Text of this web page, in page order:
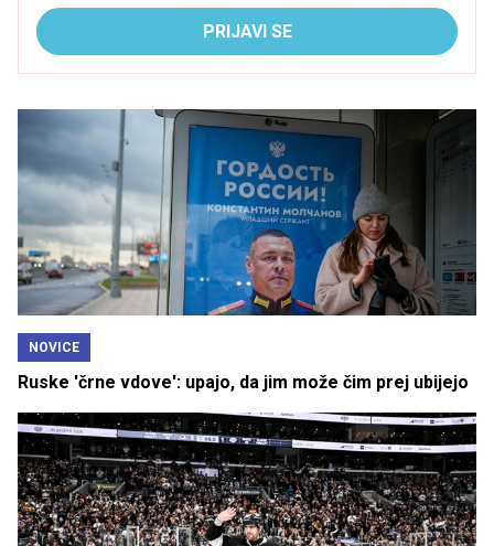
PRIJAVI SE
NOVICE
Ruske 'črne vdove': upajo, da jim može čim prej ubijejo